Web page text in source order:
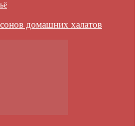
домашних халатов